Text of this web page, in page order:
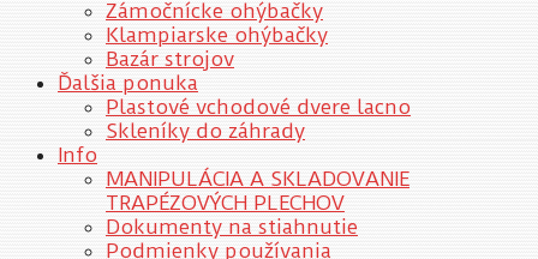
Zámočnícke ohýbačky
Klampiarske ohýbačky
Bazár strojov
Ďalšia ponuka
Plastové vchodové dvere lacno
Skleníky do záhrady
Info
MANIPULÁCIA A SKLADOVANIE
TRAPÉZOVÝCH PLECHOV
Dokumenty na stiahnutie
Podmienky používania